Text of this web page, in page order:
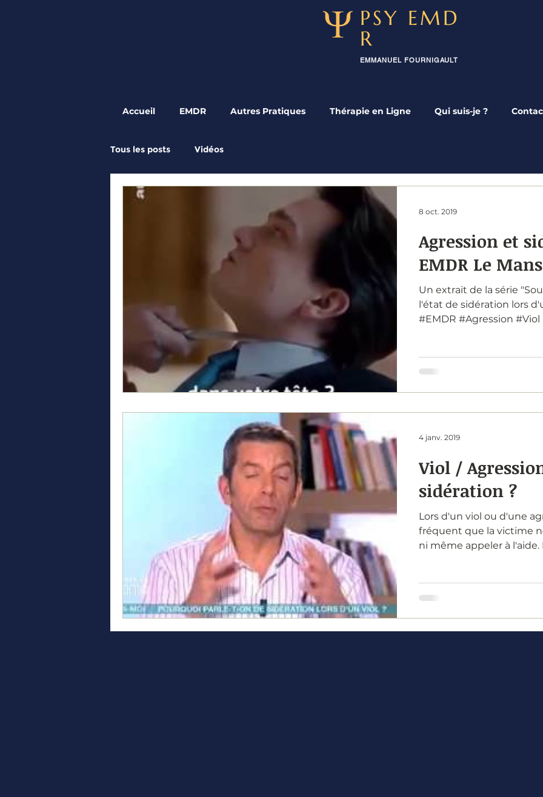
PSY EMD
R
EMMANUEL FOURNIGAULT
Accueil EMDR Autres Pratiques Thérapie en Ligne Qui suis-je ?
Tous les posts Vidéos
Agression et
EMDR Le Mans
Un extrait de la série
l'état de sidération lors
#EMDR #Agression #Viol
8 oct. 2019
Viol /
sidération ?
Lors d'un viol ou d'une
fréquent que la victime
ni même appeler à l'aide.
4 janv. 2019